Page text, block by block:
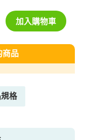
加入購物車
商品
格